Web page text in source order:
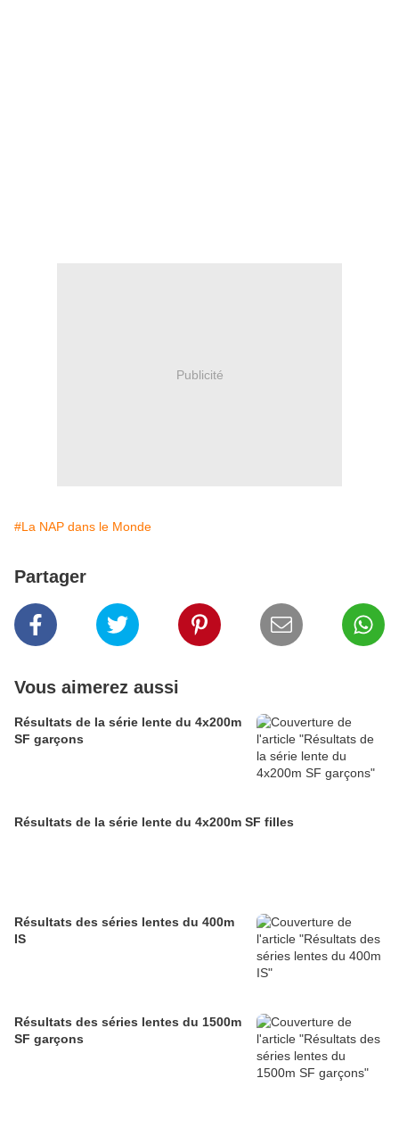
Publicité
#La NAP dans le Monde
Partager
Vous aimerez aussi
Résultats de la série lente du 4x200m
SF garçons
Résultats de la série lente du 4x200m SF filles
Résultats des séries lentes du 400m
IS
Résultats des séries lentes du 1500m
SF garçons